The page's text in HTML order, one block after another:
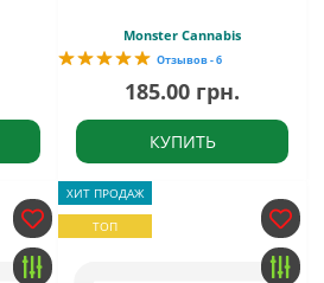
Monster Cannabis
Отзывов - 6
185.00 грн.
КУПИТЬ
ХИТ ПРОДАЖ
ТОП